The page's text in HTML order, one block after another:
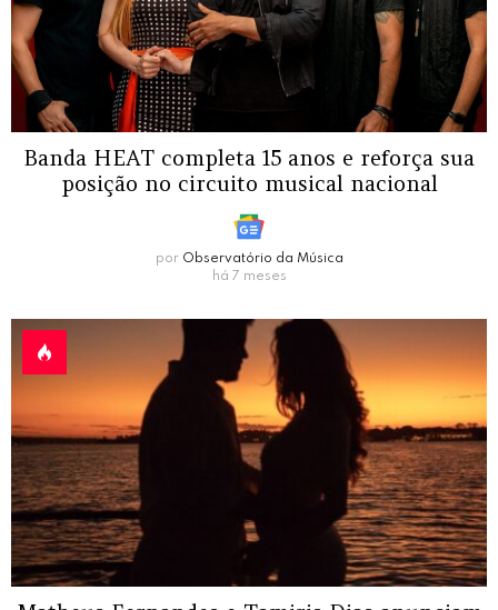
Banda HEAT completa 15 anos e reforça sua
posição no circuito musical nacional
por Observatório da Música
há 7 meses